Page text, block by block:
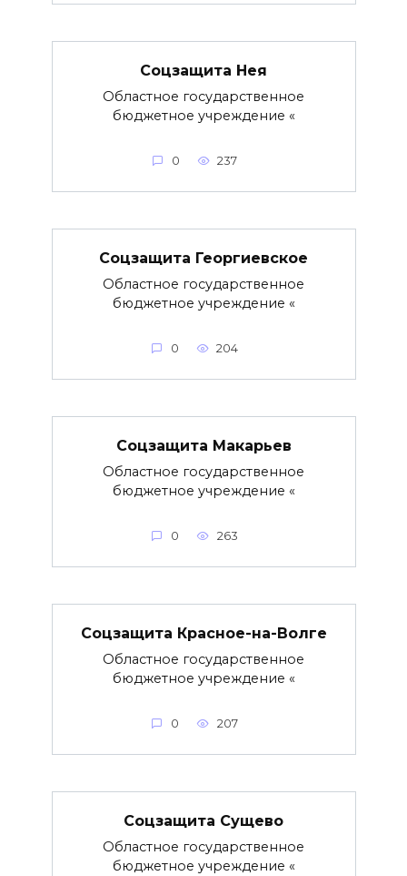
Соцзащита Нея
Областное государственное
бюджетное учреждение «
0 237
Соцзащита Георгиевское
Областное государственное
бюджетное учреждение «
0 204
Соцзащита Макарьев
Областное государственное
бюджетное учреждение «
0 263
Соцзащита Красное-на-Волге
Областное государственное
бюджетное учреждение «
0 207
Соцзащита Сущево
Областное государственное
бюджетное учреждение «